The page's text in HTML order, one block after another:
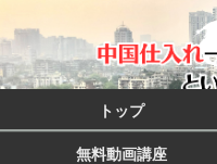
トップ
無料動画講座